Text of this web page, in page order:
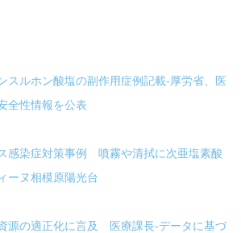
スルホン酸塩の副作用症例記載-厚労省、医
全性情報を公表
感染症対策事例 噴霧や清拭に次亜塩素酸
ーヌ相模原陽光台
源の適正化に言及 医療課長-データに基づ